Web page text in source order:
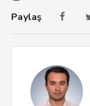
Paylaş